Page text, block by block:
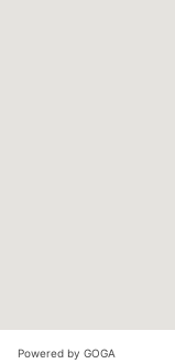
Powered by GOGA